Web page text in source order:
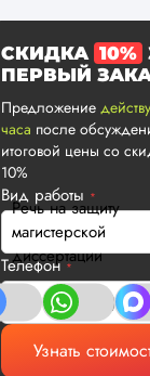
СКИДКА 10%
ПЕРВЫЙ
Предложение
часа после
итоговой цены со
10%
Вид работы *
Речь на защиту
магистерской
диссертации
Телефон*
Узнать